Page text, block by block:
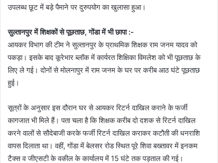
उपलब्ध छूट में बड़े पैमाने पर दुरुपयोग का खुलासा हुआ।
सुल्तानपुर में शिक्षकों से पूछताछ, गोंडा में भी छापा :-
आयकर विभाग की टीम ने सुल्तानपुर के प्राथमिक शिक्षक राम जनम यादव को
पकड़ा। इसके बाद कूरेभार ब्लॉक में कार्यरत शिक्षिका विमलेश को भी पूछताछ के
लिए ले गई। दोनों से मोलनापुर में राम जनम के घर पर करीब आठ घंटे पूछताछ
हुई।
सूत्रों के अनुसार इस दौरान घर से आयकर रिटर्न दाखिल कराने के फर्जी
कागजात भी मिले हैं। पता चला है कि शिक्षक करीब दो दशक से रिटर्न दाखिल
करने वालों से सौदेबाजी करके फर्जी रिटर्न दाखिल कराकर कटौती की धनराशि
वापस दिलाता था। वहीं, गोंडा में बेलसर रोड स्थित पूरे शिवा बख्तावर में इनकम
टैक्स व जीएसटी के वकील के कार्यालय में 15 घंटे तक पड़ताल की गई।